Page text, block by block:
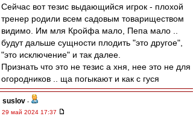
Сейчас вот тезис выдающийся игрок - плохой
тренер родили всем садовым товариществом
видимо. Им мля Кройфа мало, Пепа мало ..
будут дальше сущности плодить "это другое",
"это исключение" и так далее.
Признать что это не тезис а хня, нее это не для
огородников .. ща погыкают и как с гуся
suslov -
29 май 2024 17:37